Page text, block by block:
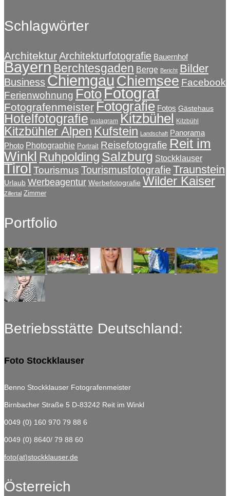
Schlagwörter
ArchitekturArchitekturfotografie Bauernhof
Bayern Berchtesgaden Berge Bericht Bilder
Business Chiemgau Chiemsee Facebook
Ferienwohnung Foto Fotograf
Fotografenmeister Fotografie Fotos Gästehaus
Hotelfotografie instagram Kitzbühel Kitzbühl
Kitzbühler Alpen Kufstein Landschaft Panorama
Photo Photographie Portrait Reisefotografie Reit im
Winkl Ruhpolding Salzburg Stockklauser
Tirol Tourismus TourismusfotografieTraunstein
Urlaub Werbeagentur Werbefotografie Wilder Kaiser
Zillertal Zimmer
Portfolio
Betriebsstätte Deutschland:
Foto Stockklauser
Benno Stockklauser Fotografenmeister
Birnbacher Straße 5 D-83242 Reit im Winkl
0049 (0) 160 970 79 88 6
0049 (0) 8640/ 79 88 60
foto(at)stockklauser.de
Österreich